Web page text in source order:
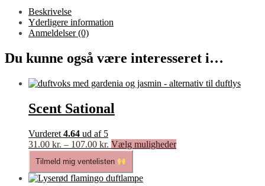
Beskrivelse
Yderligere information
Anmeldelser (0)
Du kunne også være interesseret i…
Scent Sational
Vurderet 4.64 ud af 5
31.00 kr. – 107.00 kr. Prisinterval:
31.00 kr.
til
107.00 kr.
Vælg mulighederDette
Tilmeld mig ventelisten